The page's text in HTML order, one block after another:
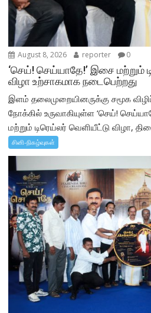
August 8, 2026 reporter 0
‘செய்! செய்யாதே!’ இசை மற்றும்
விழா உற்சாகமாக நடைபெற்றது
இளம் தலைமுறையினருக்கு சமூக
நோக்கில் உருவாகியுள்ள ‘செய்!
மற்றும் டிரெய்லர் வெளியீட்டு விழா,
சினி-நிகழ்வுகள்